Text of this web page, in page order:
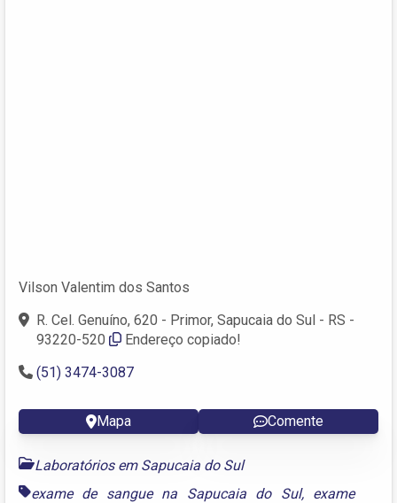
Vilson Valentim dos Santos
R. Cel. Genuíno, 620 - Primor, Sapucaia do Sul - RS -
93220-520
Endereço copiado!
(51) 3474-3087
Mapa Comente
Laboratórios em Sapucaia do Sul
exame de sangue na Sapucaia do Sul, exame